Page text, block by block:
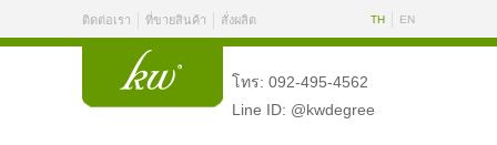
ติดต่อเรา ที่ขายสินค้า สั่งผลิต TH EN
โทร: 092-495-4562
Line ID: @kwdegree